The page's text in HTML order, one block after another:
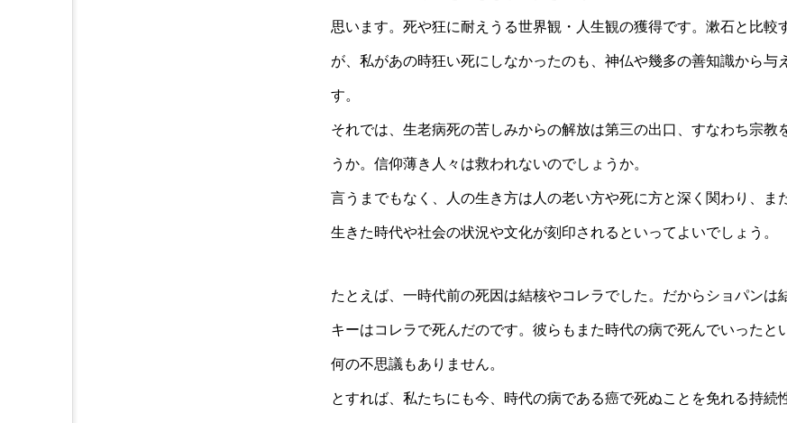
思います。死や狂に耐えうる世界観・人生観の獲得です。漱石と比較
が、私があの時狂い死にしなかったのも、神仏や幾多の善知識から与
す。
それでは、生老病死の苦しみからの解放は第三の出口、すなわち宗教
うか。信仰薄き人々は救われないのでしょうか。
言うまでもなく、人の生き方は人の老い方や死に方と深く関わり、ま
生きた時代や社会の状況や文化が刻印されるといってよいでしょう。
たとえば、一時代前の死因は結核やコレラでした。だからショパンは
キーはコレラで死んだのです。彼らもまた時代の病で死んでいったと
何の不思議もありません。
とすれば、私たちにも今、時代の病である癌で死ぬことを免れる持続